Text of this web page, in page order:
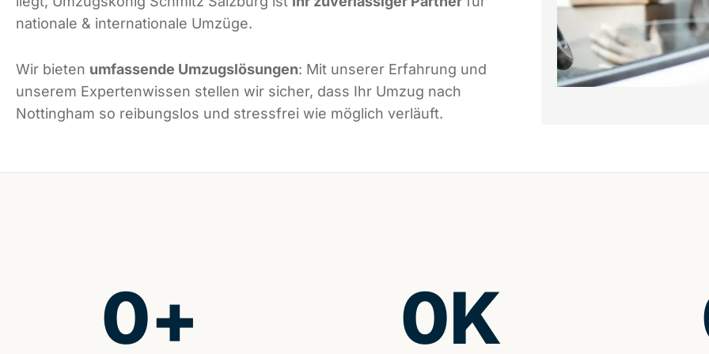
nationale & internationale Umzüge.
Wir bieten umfassende Umzugslösungen: Mit unserer Erfahrung und
unserem Expertenwissen stellen wir sicher, dass Ihr Umzug nach
Nottingham so reibungslos und stressfrei wie möglich verläuft.
0+ 0K